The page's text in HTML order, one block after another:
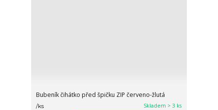
Bubeník čihátko před špičku ZIP červeno-žlutá
/ks Skladem > 3 ks